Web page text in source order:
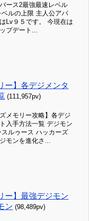
ース2最強最速レベル
ベルの上限 主人公アバ
Lv９５です。 今現在は
プデート...
ー】各デジメンタ
(111,957pv)
メモリー攻略】各デジ
入手方法一覧 デジモン
ルゥース ハッカーズ
モンを進化さ...
ー】最強デジモン
ン (98,489pv)